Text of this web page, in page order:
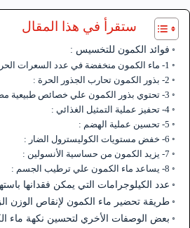
ستقرأ في هذا المقال
فوائد الكمون للتخسيس :
1- ماء الكمون منخفضة في عدد السعرات الحرارية :
2- بذور الكمون تحارب الجذور الحرة :
3- تحتوي بذور الكمون علي خصائص طبيعية مضادة للالتهابات :
4- تحفيز عملية التمثيل الغذائي :
5- تحسين عملية الهضم :
6- خفض مستويات الكوليسترول الضار :
7- يزيد الكمون من حساسية الأنسولين :
8- يساعد ماء الكمون علي ترطيب الجسم :
عدد الكيلوجرامات التي يمكن فقدانها
طريقة تحضير ماء الكمون لإنقاص الوزن
بعض الوصفات الأخري لتحسين نكهة ماء